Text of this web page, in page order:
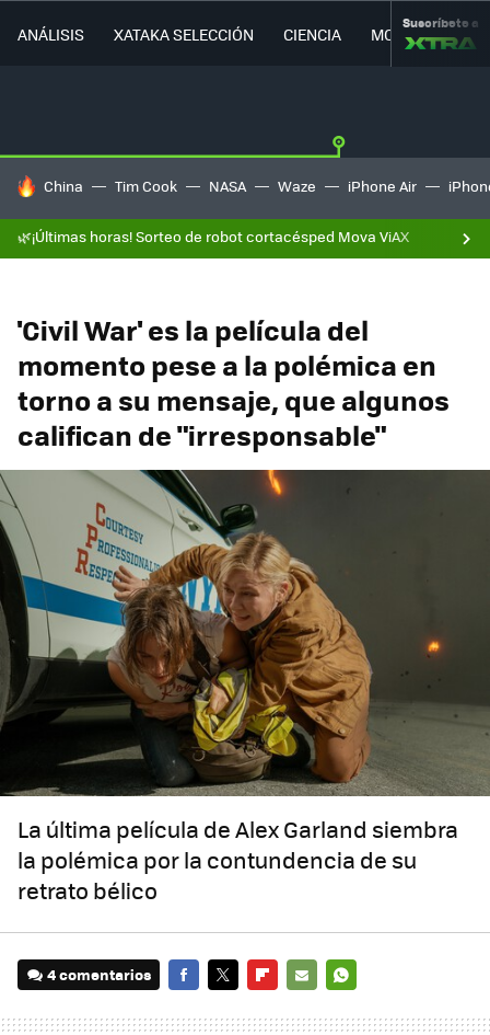
ANÁLISIS XATAKA SELECCIÓN CIENCIA MOVILIDAD
Suscríbete a
HOY SE HABLA DE
China Tim Cook NASA Waze iPhone Air
🌿¡Últimas horas! Sorteo de robot cortacésped Mova ViAX
'Civil War' es la película del
momento pese a la polémica en
torno a su mensaje, que algunos
califican de "irresponsable"
La última película de Alex Garland siembra
la polémica por la contundencia de su
retrato bélico
4 comentarios